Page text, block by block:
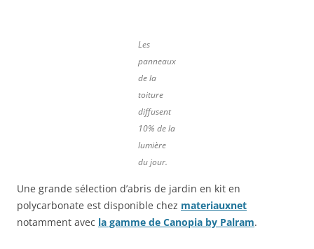
Les
panneaux
de la
toiture
diffusent
10% de la
lumière
du jour.
Une grande sélection d’abris de jardin en kit en
polycarbonate est disponible chez materiauxnet
notamment avec la gamme de Canopia by Palram.